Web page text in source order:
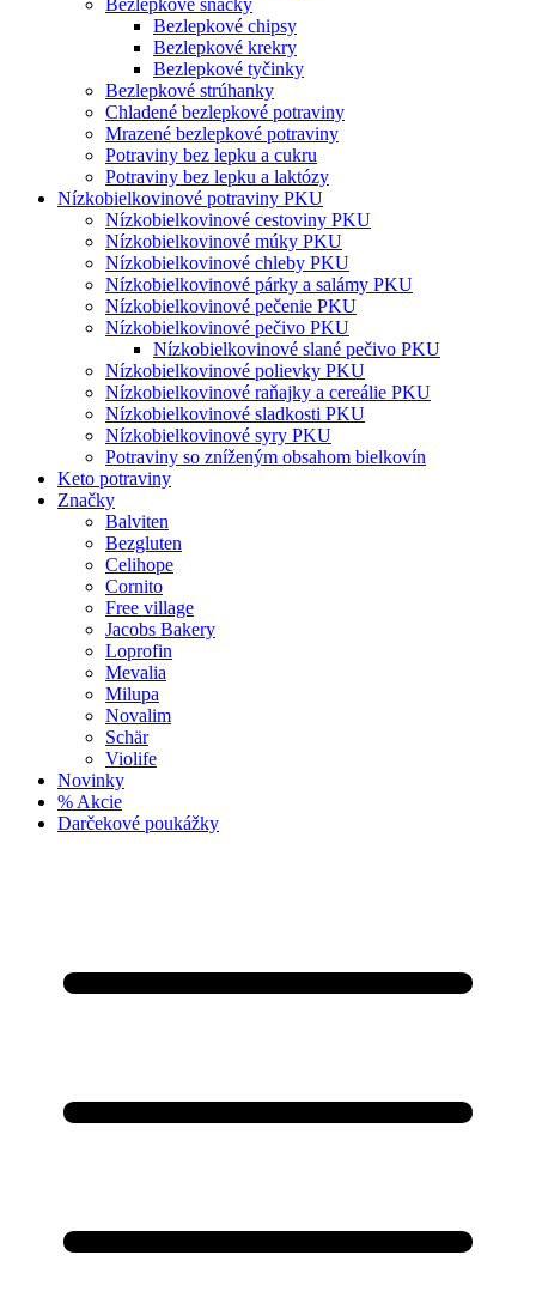
Bezlepkové snacky
Bezlepkové chipsy
Bezlepkové krekry
Bezlepkové tyčinky
Bezlepkové strúhanky
Chladené bezlepkové potraviny
Mrazené bezlepkové potraviny
Potraviny bez lepku a cukru
Potraviny bez lepku a laktózy
Nízko­bielkovinové potraviny PKU
Nízko­bielkovinové cestoviny PKU
Nízko­bielkovinové múky PKU
Nízkobielkovinové chleby PKU
Nízkobielkovinové párky a salámy PKU
Nízkobielkovinové pečenie PKU
Nízkobielkovinové pečivo PKU
Nízkobielkovinové slané pečivo PKU
Nízkobielkovinové polievky PKU
Nízkobielkovinové raňajky a cereálie PKU
Nízkobielkovinové sladkosti PKU
Nízkobielkovinové syry PKU
Potraviny so zníženým obsahom bielkovín
Keto potraviny
Značky
Balviten
Bezgluten
Celihope
Cornito
Free village
Jacobs Bakery
Loprofin
Mevalia
Milupa
Novalim
Schär
Violife
Novinky
% Akcie
Darčekové poukážky